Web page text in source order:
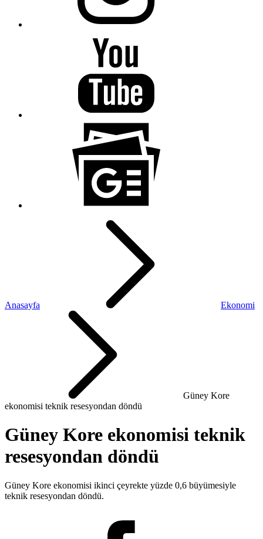
Anasayfa Ekonomi
Güney Kore
ekonomisi teknik resesyondan döndü
Güney Kore ekonomisi teknik
resesyondan döndü
Güney Kore ekonomisi ikinci çeyrekte yüzde 0,6 büyümesiyle
teknik resesyondan döndü.